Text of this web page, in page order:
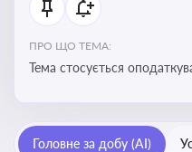
ПРО ЩО ТЕМА:
Тема стосується
звітність для бізнесу,
Головне за добу (AI)